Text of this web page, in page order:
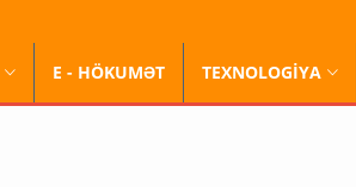
E - HÖKUMƏT TEXNOLOGİYA